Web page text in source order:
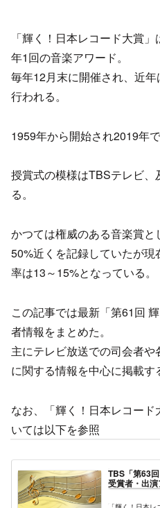
「輝く！日本レコード大賞
年1回の音楽アワード。
毎年12月末に開催され、近
行われる。
1959年から開始され2019年
授賞式の模様はTBSテレビ
る。
かつては権威のある音楽賞
50%近くを記録していたが
率は13～15%となっている。
この記事では最新「第61回
者情報をまとめた。
主にテレビ放送での司会者
に関する情報を中心に掲載す
なお、「輝く！日本レコー
いては以下を参照
TBS「第63
受賞者・出